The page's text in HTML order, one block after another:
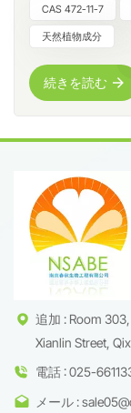
すます注目を集
は、HPLCで
グレードの製品
界の研究開発チ
構造解析、天然
ルスコゲニンは
以下の用途で広
析標準液の調製
較とプロセスの
究、および処方
イテム詳細製品
C₂₇H₄₂O₄分子
色の結晶性粉末
コゲニンは、
確な不純物プロ
CAS 472-11-7
天然植物成分
続きを読む
追加 : Room
Xianlin Street,
電話 : 025-
メール :